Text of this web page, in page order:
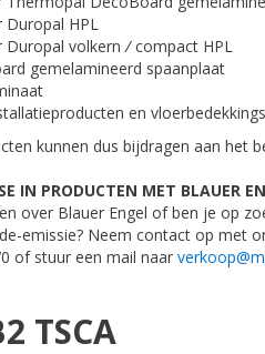
HPL
Duropal volkern /compact HPL
gemelamineerd spaanplaat
en
kunnen dus bijdragen aan het
IN PRODUCTEN MET BLAUER
over Blauer Engel of ben je op
emissie? Neem contact op met
of stuur een mail naar
TSCA